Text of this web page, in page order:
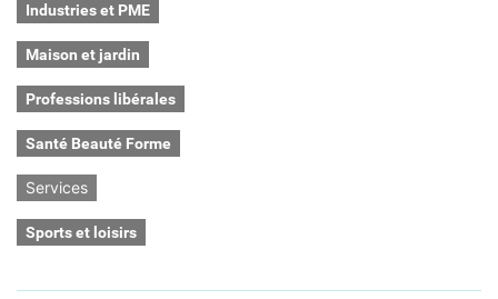
Industries et PME
Maison et jardin
Professions libérales
Santé Beauté Forme
Services
Sports et loisirs